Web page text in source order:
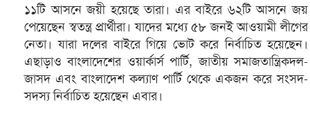
১১টি আসনে জয়ী হয়েছে তারা। এর বাইরে ৬২টি আসনে জয়
পেয়েছেন স্বতন্ত্র প্রার্থীরা। যাদের মধ্যে ৫৮ জনই আওয়ামী লীগের
নেতা। যারা দলের বাইরে গিয়ে ভোট করে নির্বাচিত হয়েছেন।
এছাড়াও বাংলাদেশের ওয়ার্কার্স পার্টি, জাতীয় সমাজতান্ত্রিকদল-
জাসদ এবং বাংলাদেশ কল্যাণ পার্টি থেকে একজন করে সংসদ-
সদস্য নির্বাচিত হয়েছেন এবার।